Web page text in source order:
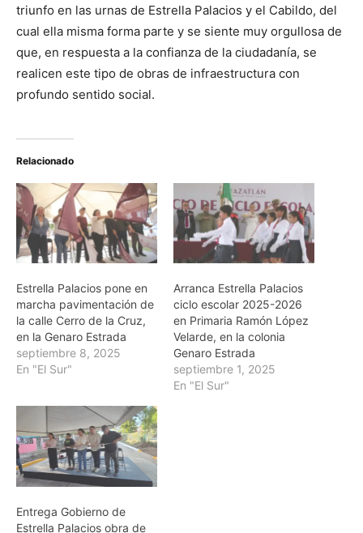
triunfo en las urnas de Estrella Palacios y el Cabildo, del
cual ella misma forma parte y se siente muy orgullosa de
que, en respuesta a la confianza de la ciudadanía, se
realicen este tipo de obras de infraestructura con
profundo sentido social.
Relacionado
Estrella Palacios pone en
marcha pavimentación de
la calle Cerro de la Cruz,
en la Genaro Estrada
septiembre 8, 2025
En "El Sur"
Arranca Estrella Palacios
ciclo escolar 2025-2026
en Primaria Ramón López
Velarde, en la colonia
Genaro Estrada
septiembre 1, 2025
En "El Sur"
Entrega Gobierno de
Estrella Palacios obra de